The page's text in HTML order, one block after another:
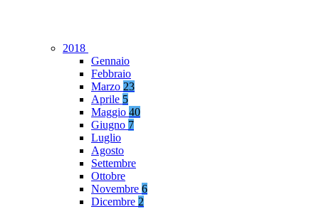
2018
Gennaio
Febbraio
Marzo 23
Aprile 5
Maggio 40
Giugno 7
Luglio
Agosto
Settembre
Ottobre
Novembre 6
Dicembre 2